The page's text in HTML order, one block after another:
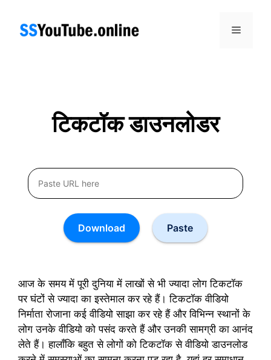
content
Menu
टिकटॉक डाउनलोडर
Download Paste
आज के समय में पूरी दुनिया में लाखों से भी ज्यादा लोग टिकटॉक
पर घंटों से ज्यादा का इस्तेमाल कर रहे हैं। टिकटॉक वीडियो
निर्माता रोजाना कई वीडियो साझा कर रहे हैं और विभिन्न स्थानों के
लोग उनके वीडियो को पसंद करते हैं और उनकी सामग्री का आनंद
लेते हैं। हालाँकि बहुत से लोगों को टिकटॉक से वीडियो डाउनलोड